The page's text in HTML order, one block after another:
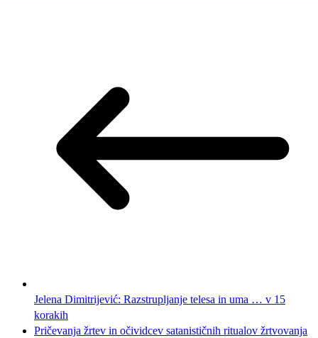
Jelena Dimitrijević: Razstrupljanje telesa in uma … v 15
korakih
Pričevanja žrtev in očividcev satanističnih ritualov žrtvovanja